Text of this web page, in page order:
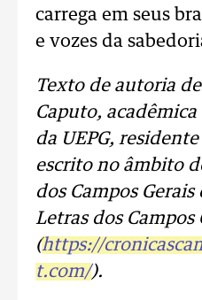
carrega em seus
e vozes da
Texto de autoria
Caputo,
da UEPG,
escrito no âmbito
dos Campos
Letras dos Campos
(https://
t.com/).